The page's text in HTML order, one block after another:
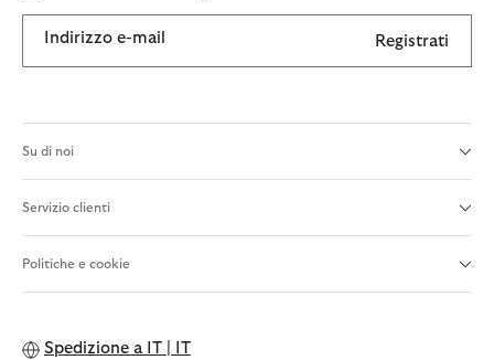
Indirizzo e-mail Registrati
Su di noi
Servizio clienti
Politiche e cookie
Spedizione a IT | IT